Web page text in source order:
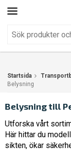
Kundservice
Startsida
Belysning
Belysning till
Utforska vårt
Här hittar du
sikten, ökar